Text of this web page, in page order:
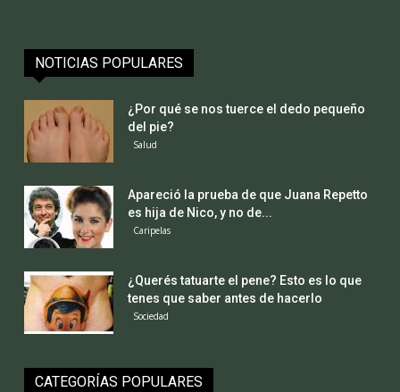
NOTICIAS POPULARES
¿Por qué se nos tuerce el dedo pequeño
del pie?
Salud
Apareció la prueba de que Juana Repetto
es hija de Nico, y no de...
Caripelas
¿Querés tatuarte el pene? Esto es lo que
tenes que saber antes de hacerlo
Sociedad
CATEGORÍAS POPULARES